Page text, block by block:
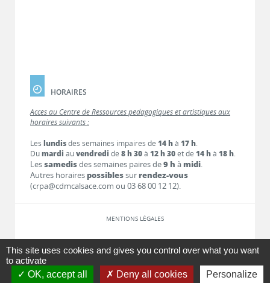
HORAIRES
Accès au Centre de Ressources pédagogiques et artistiques aux
horaires suivants :
Les lundisdes semaines impaires de 14 hà 17 h.
Dumardi auvendredi de 8 h 30à 12 h 30et de 14 hà 18 h.
Lessamedisdes semaines paires de9 h à midi.
Autres horaires possiblessur rendez-vous
(crpa@cdmcalsace.com ou 03 68 00 12 12).
MENTIONS LÉGALES
LIENS
CONTACT
This site uses cookies and gives you control over what you want
to activate
OK, accept all
Deny all cookies Personalize